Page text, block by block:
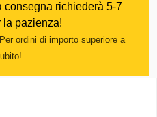
consegna richiederà 5-7
la pazienza!
Per ordini di importo superiore a